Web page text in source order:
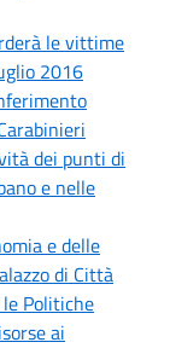
le vittime
2016
dei punti di
e nelle
e delle
di Città
Politiche
ai